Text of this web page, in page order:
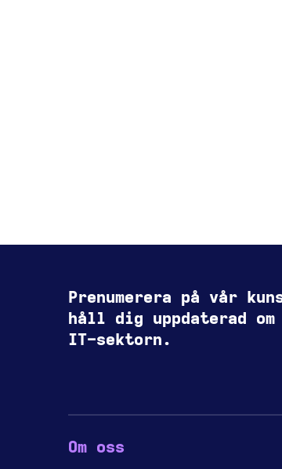
Prenumerera på vår
håll dig uppdaterad
IT-sektorn.
Om oss